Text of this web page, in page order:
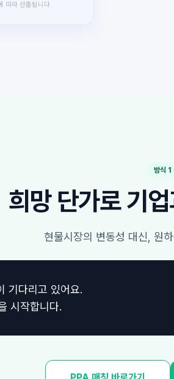
따라 산출됩니다.
방식 1
희망 단가로 기
현물시장의 변동성 대신, 원
기다리고 있어요.
시작합니다.